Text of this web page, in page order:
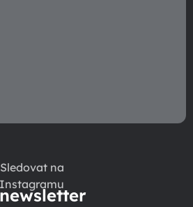
Sledovat na
Instagramu